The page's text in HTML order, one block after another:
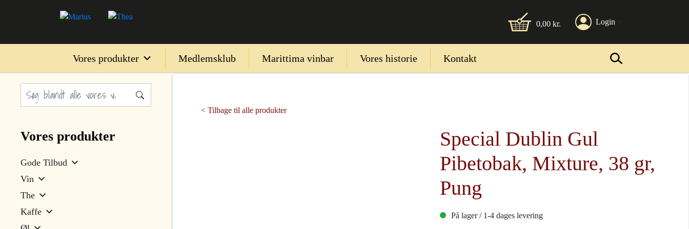
0,00kr. Login
Vores produkter Medlemsklub Marittima vinbar Vores historie Kontakt
Vores produkter
Gode Tilbud
Vin
The
Kaffe
< Tilbage til alle produkter
Special Dublin Gul
Pibetobak, Mixture, 38 gr,
Pung
På lager / 1-4 dages levering